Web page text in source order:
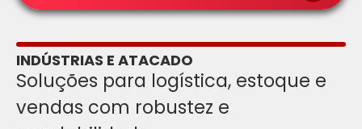
INDÚSTRIAS E ATACADO
Soluções para logística, estoque e
vendas com robustez e